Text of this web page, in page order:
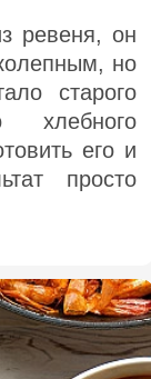
ревеня, он
но
старого
хлебного
его и
просто